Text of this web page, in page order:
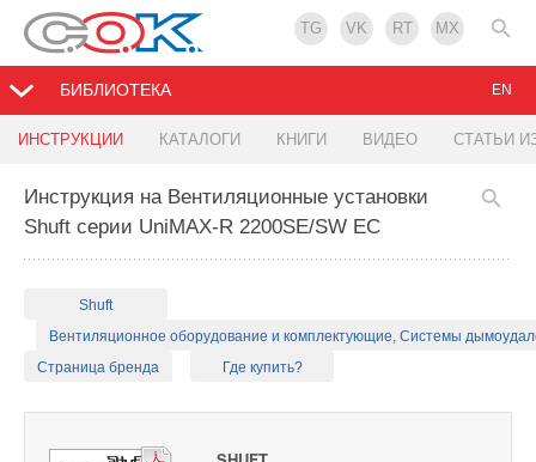
TG VK RT MX
БИБЛИОТЕКА
ИНСТРУКЦИИ КАТАЛОГИ КНИГИ ВИДЕО СТАТЬИ
EN
Инструкция на Вентиляционные установки
Shuft серии UniMAX-R 2200SE/SW EC
Shuft
Вентиляционное оборудование и комплектующие, Системы
Страница бренда
Где купить?